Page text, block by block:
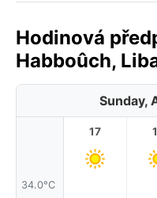
Hodinová
Habboûch,
Sunday,
34.0°C
17